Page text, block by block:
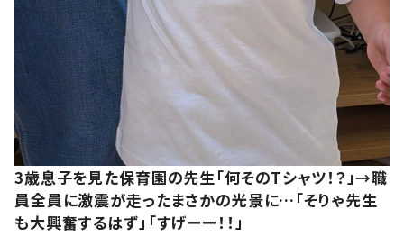
3歳息子を見た保育園の先生「何そのTシャツ！？」→職
員全員に激震が走ったまさかの光景に…「そりゃ先生
も大興奮するはず」「すげーー！！」